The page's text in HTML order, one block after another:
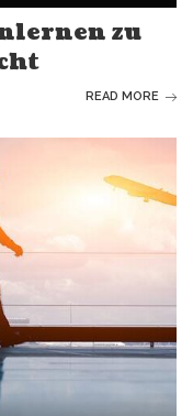
zu
READ MORE